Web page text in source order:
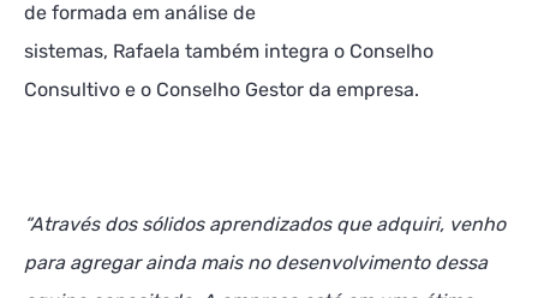
de formada em análise de
sistemas, Rafaela também integra o Conselho
Consultivo e o Conselho Gestor da empresa.
“Através dos sólidos aprendizados que adquiri, venho
para agregar ainda mais no desenvolvimento dessa